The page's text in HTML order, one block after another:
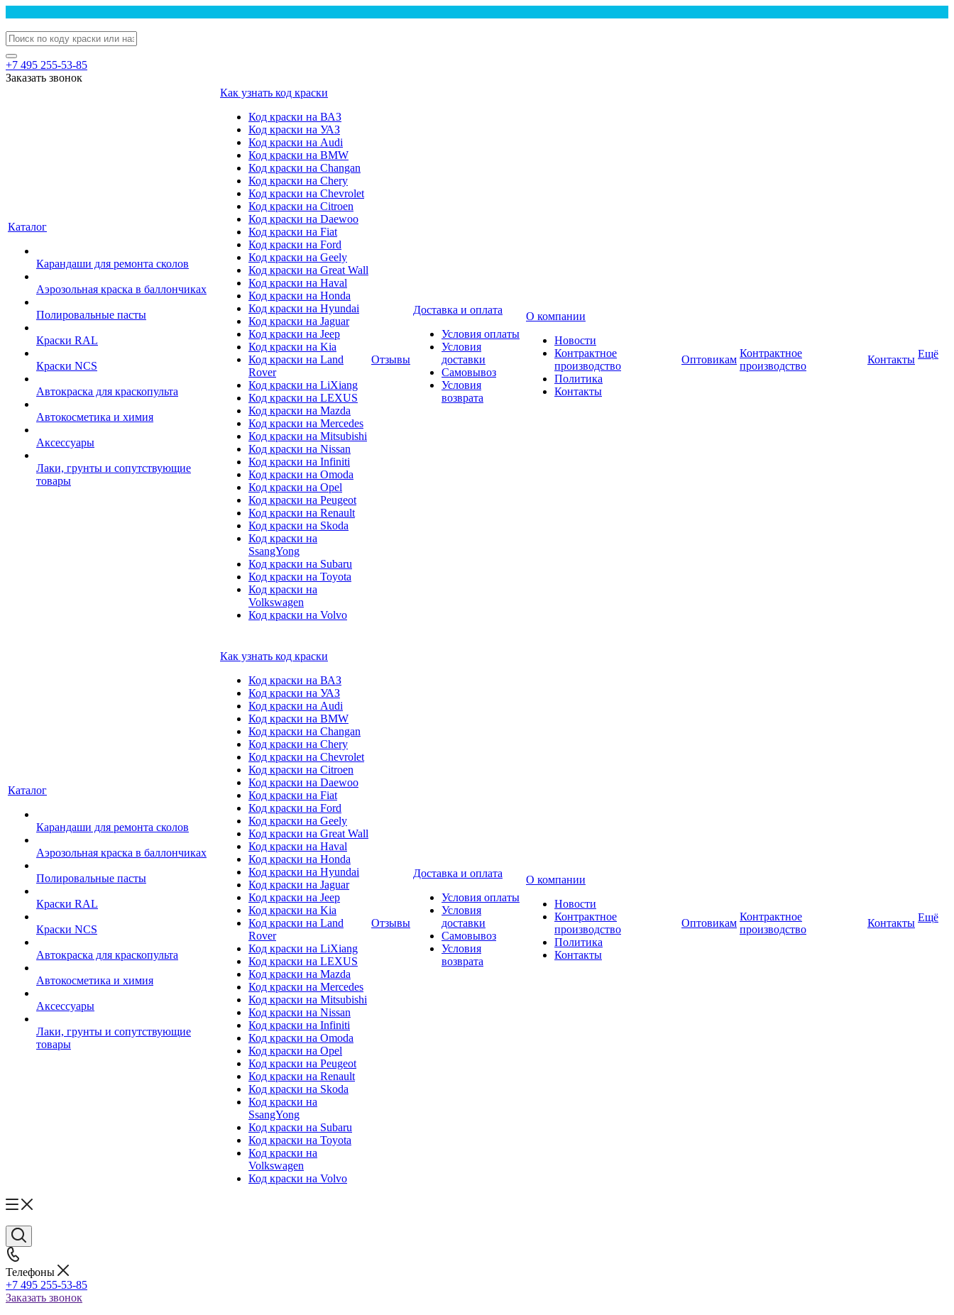
+7 495 255-53-85
Заказать звонок
Каталог
Карандаши для ремонта сколов
Аэрозольная краска в баллончиках
Полировальные пасты
Краски RAL
Краски NCS
Автокраска для краскопульта
Автокосметика и химия
Аксессуары
Лаки, грунты и сопутствующие
товары
Как узнать код краски
Код краски на ВАЗ
Код краски на УАЗ
Код краски на Audi
Код краски на BMW
Код краски на Changan
Код краски на Chery
Код краски на Chevrolet
Код краски на Citroen
Код краски на Daewoo
Код краски на Fiat
Код краски на Ford
Код краски на Geely
Код краски на Great Wall
Код краски на Haval
Код краски на Honda
Код краски на Hyundai
Код краски на Jaguar
Код краски на Jeep
Код краски на Kia
Код краски на Land
Rover
Код краски на LiXiang
Код краски на LEXUS
Код краски на Mazda
Код краски на Mercedes
Код краски на Mitsubishi
Код краски на Nissan
Код краски на Infiniti
Код краски на Omoda
Код краски на Opel
Код краски на Peugeot
Код краски на Renault
Код краски на Skoda
Код краски на
SsangYong
Код краски на Subaru
Код краски на Toyota
Код краски на
Volkswagen
Код краски на Volvo
Отзывы
Доставка и оплата
Условия оплаты
Условия
доставки
Самовывоз
Условия
возврата
О компании
Новости
Контрактное
производство
Политика
Контакты
Оптовикам
Контрактное
производство
Контакты Ещё
Каталог
Карандаши для ремонта сколов
Аэрозольная краска в баллончиках
Полировальные пасты
Краски RAL
Краски NCS
Автокраска для краскопульта
Автокосметика и химия
Аксессуары
Лаки, грунты и сопутствующие
товары
Как узнать код краски
Код краски на ВАЗ
Код краски на УАЗ
Код краски на Audi
Код краски на BMW
Код краски на Changan
Код краски на Chery
Код краски на Chevrolet
Код краски на Citroen
Код краски на Daewoo
Код краски на Fiat
Код краски на Ford
Код краски на Geely
Код краски на Great Wall
Код краски на Haval
Код краски на Honda
Код краски на Hyundai
Код краски на Jaguar
Код краски на Jeep
Код краски на Kia
Код краски на Land
Rover
Код краски на LiXiang
Код краски на LEXUS
Код краски на Mazda
Код краски на Mercedes
Код краски на Mitsubishi
Код краски на Nissan
Код краски на Infiniti
Код краски на Omoda
Код краски на Opel
Код краски на Peugeot
Код краски на Renault
Код краски на Skoda
Код краски на
SsangYong
Код краски на Subaru
Код краски на Toyota
Код краски на
Volkswagen
Код краски на Volvo
Отзывы
Доставка и оплата
Условия оплаты
Условия
доставки
Самовывоз
Условия
возврата
О компании
Новости
Контрактное
производство
Политика
Контакты
Оптовикам
Контрактное
производство
Контакты Ещё
Телефоны
+7 495 255-53-85
Заказать звонок